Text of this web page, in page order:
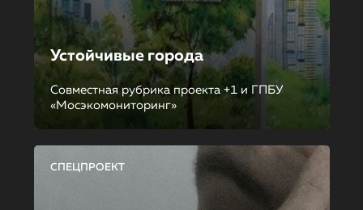
Устойчивые города
Совместная рубрика проекта +1 и ГПБУ
«Мосэкомониторинг»
СПЕЦПРОЕКТ